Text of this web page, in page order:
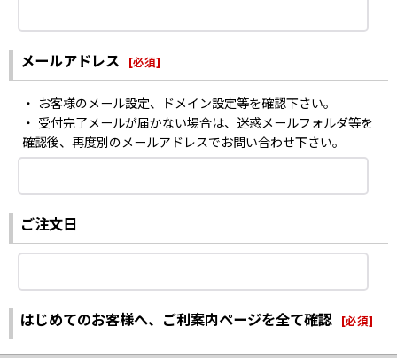
メールアドレス [必須]
・ お客様のメール設定、ドメイン設定等を確認下さい。
・ 受付完了メールが届かない場合は、迷惑メールフォルダ等を
確認後、再度別のメールアドレスでお問い合わせ下さい。
ご注文日
はじめてのお客様へ、ご利案内ページを全て確認 [必須]